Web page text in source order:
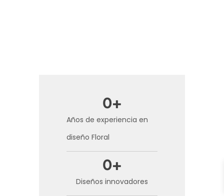
Años de experiencia en
diseño Floral
0+
Diseños innovadores
0+